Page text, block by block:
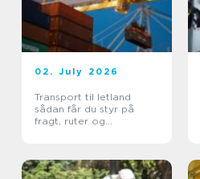
02. July 2026
Transport til letland
sådan får du styr på
fragt, ruter og